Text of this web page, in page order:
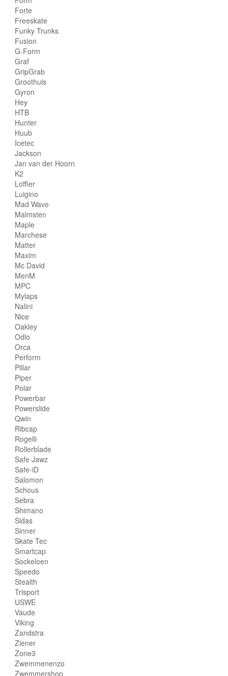
Forte
Freeskate
Funky Trunks
Fusion
G-Form
Graf
GripGrab
Groothuis
Gyron
Hey
HTB
Hunter
Huub
Icetec
Jackson
Jan van der Hoorn
K2
Loffler
Luigino
Mad Wave
Malmsten
Maple
Marchese
Matter
Maxim
Mc David
MenM
MPC
Mylaps
Nalini
Nice
Oakley
Odlo
Orca
Perform
Pillar
Piper
Polar
Powerbar
Powerslide
Qwin
Ribcap
Rogelli
Rollerblade
Safe Jawz
Safe-iD
Salomon
Schous
Sebra
Shimano
Sidas
Sinner
Skate Tec
Smartcap
Sockeloen
Speedo
Stealth
Trisport
USWE
Vaude
Viking
Zandstra
Ziener
Zone3
Zwemmenenzo
Zwemmershop